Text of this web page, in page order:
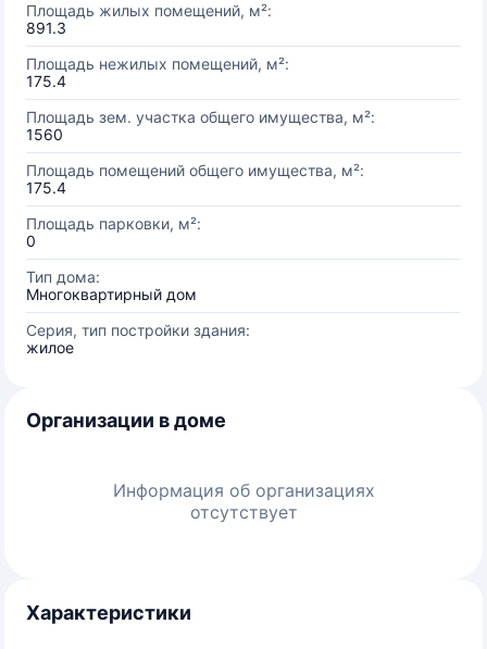
Площадь жилых помещений, м²:
891.3
Площадь нежилых помещений, м²:
175.4
Площадь зем. участка общего имущества, м²:
1560
Площадь помещений общего имущества, м²:
175.4
Площадь парковки, м²:
0
Тип дома:
Многоквартирный дом
Серия, тип постройки здания:
жилое
Организации в доме
Информация об организациях
отсутствует
Характеристики